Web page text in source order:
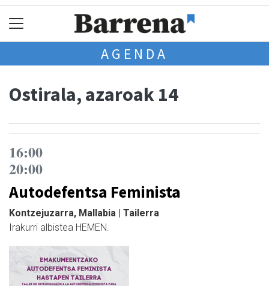
AGENDA
Ostirala, azaroak 14
16:00
20:00
Autodefentsa Feminista
Kontzejuzarra, Mallabia | Tailerra
Irakurri albistea HEMEN.